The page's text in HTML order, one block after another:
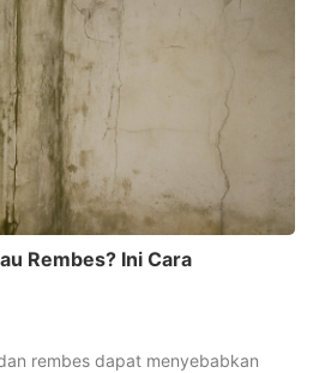
Rembes? Ini Cara
rembes dapat menyebabkan